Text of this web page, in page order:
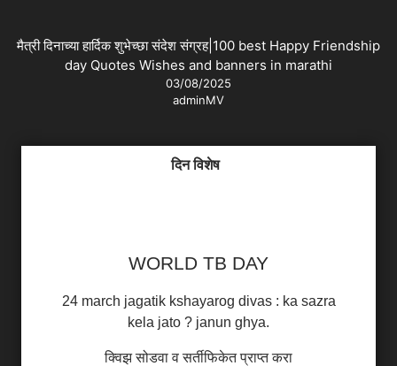
मैत्री दिनाच्या हार्दिक शुभेच्छा संदेश संग्रह|100 best Happy Friendship
day Quotes Wishes and banners in marathi
03/08/2025
adminMV
दिन विशेष
WORLD TB DAY
24 march jagatik kshayarog divas : ka sazra
kela jato ? janun ghya.
क्विझ सोडवा व सर्तीफिकेत प्राप्त करा